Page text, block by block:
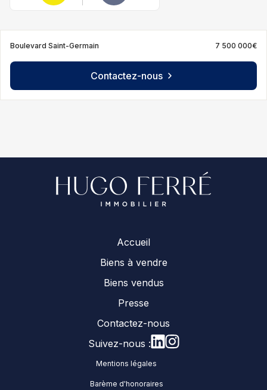
Boulevard Saint-Germain 7 500 000€
Contactez-nous
Accueil
Biens à vendre
Biens vendus
Presse
Contactez-nous
Suivez-nous :
Mentions légales
Barème d'honoraires